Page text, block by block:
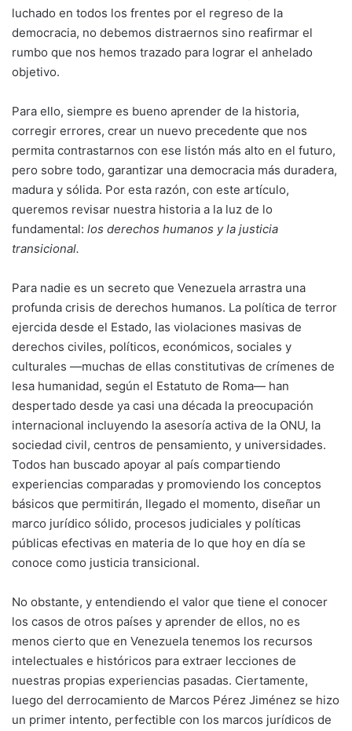
luchado en todos los frentes por el regreso de la
democracia, no debemos distraernos sino reafirmar el
rumbo que nos hemos trazado para lograr el anhelado
objetivo.
Para ello, siempre es bueno aprender de la historia,
corregir errores, crear un nuevo precedente que nos
permita contrastarnos con ese listón más alto en el futuro,
pero sobre todo, garantizar una democracia más duradera,
madura y sólida. Por esta razón, con este artículo,
queremos revisar nuestra historia a la luz de lo
fundamental: los derechos humanos y la justicia
transicional.
Para nadie es un secreto que Venezuela arrastra una
profunda crisis de derechos humanos. La política de terror
ejercida desde el Estado, las violaciones masivas de
derechos civiles, políticos, económicos, sociales y
culturales —muchas de ellas constitutivas de crímenes de
lesa humanidad, según el Estatuto de Roma— han
despertado desde ya casi una década la preocupación
internacional incluyendo la asesoría activa de la ONU, la
sociedad civil, centros de pensamiento, y universidades.
Todos han buscado apoyar al país compartiendo
experiencias comparadas y promoviendo los conceptos
básicos que permitirán, llegado el momento, diseñar un
marco jurídico sólido, procesos judiciales y políticas
públicas efectivas en materia de lo que hoy en día se
conoce como justicia transicional.
No obstante, y entendiendo el valor que tiene el conocer
los casos de otros países y aprender de ellos, no es
menos cierto que en Venezuela tenemos los recursos
intelectuales e históricos para extraer lecciones de
nuestras propias experiencias pasadas. Ciertamente,
luego del derrocamiento de Marcos Pérez Jiménez se hizo
un primer intento, perfectible con los marcos jurídicos de